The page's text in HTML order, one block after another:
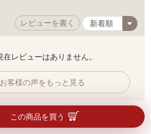
レビューを書く
レビューはありません。
お客様の声をもっと見る
この商品を買う